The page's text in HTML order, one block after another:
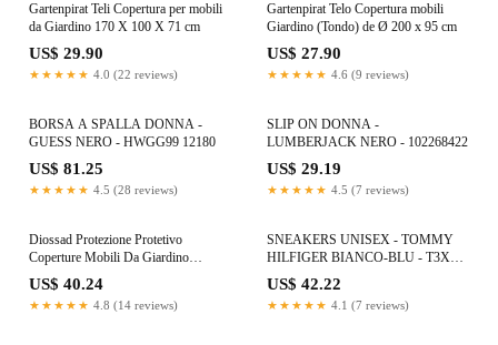
Gartenpirat Teli Copertura per mobili
da Giardino 170 X 100 X 71 cm
US$ 29.90
★★★★★ 4.0 (22 reviews)
Gartenpirat Telo Copertura mobili
Giardino (Tondo) de Ø 200 x 95 cm
US$ 27.90
★★★★★ 4.6 (9 reviews)
BORSA A SPALLA DONNA -
GUESS NERO - HWGG99 12180
US$ 81.25
★★★★★ 4.5 (28 reviews)
SLIP ON DONNA -
LUMBERJACK NERO - 102268422
US$ 29.19
★★★★★ 4.5 (7 reviews)
Diossad Protezione Protetivo
Coperture Mobili Da Giardino
Impermeabile Nero 270x180x89cm
US$ 40.24
★★★★★ 4.8 (14 reviews)
SNEAKERS UNISEX - TOMMY
HILFIGER BIANCO-BLU - T3X9-
34350-1355
US$ 42.22
★★★★★ 4.1 (7 reviews)